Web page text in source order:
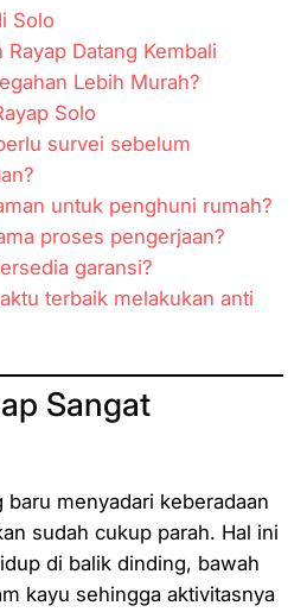
Solo
Datang Kembali
Lebih Murah?
Solo
survei sebelum
untuk penghuni rumah?
proses pengerjaan?
garansi?
terbaik melakukan anti
Sangat
baru menyadari keberadaan
sudah cukup parah. Hal ini
di balik dinding, bawah
kayu sehingga aktivitasnya